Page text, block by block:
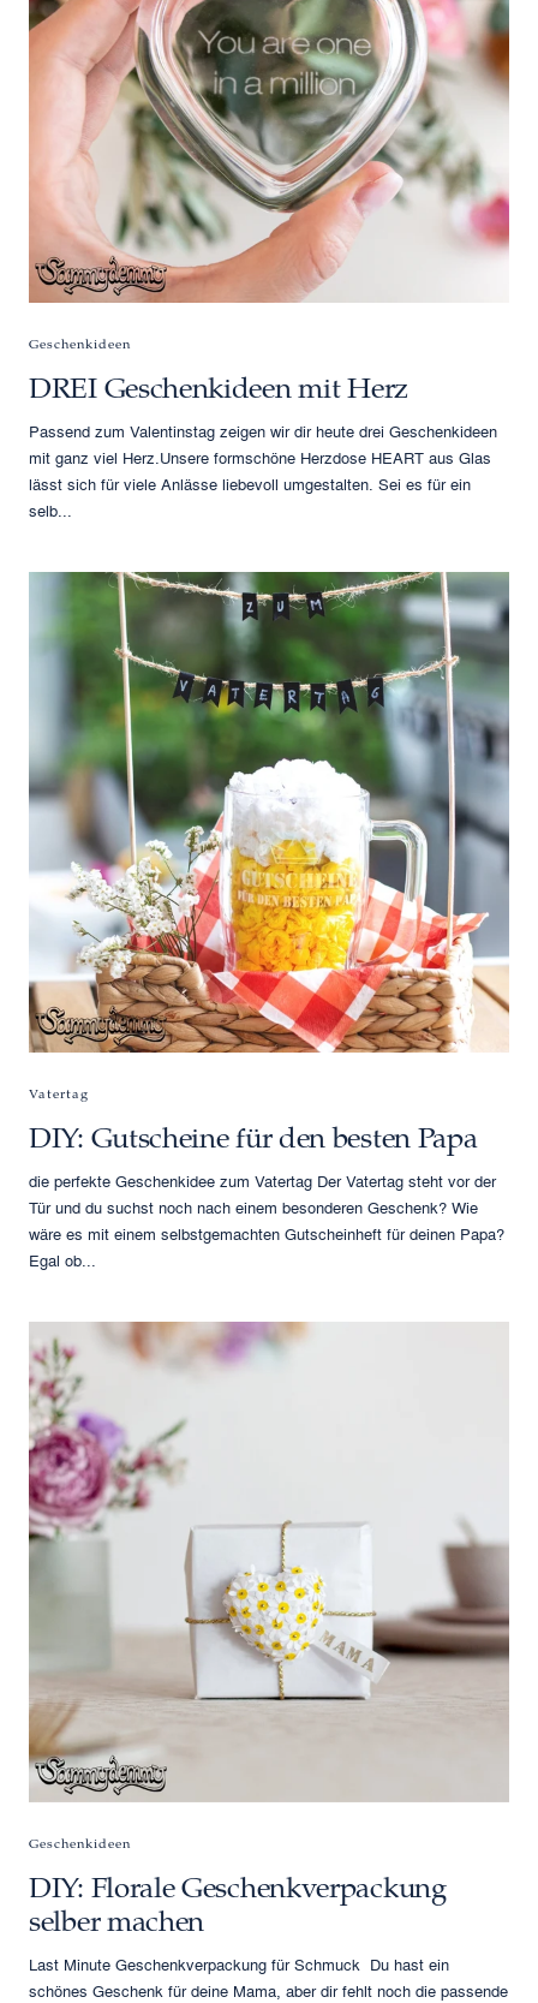
Geschenkideen
DREI Geschenkideen mit Herz
Passend zum Valentinstag zeigen wir dir heute drei Geschenkideen
mit ganz viel Herz.Unsere formschöne Herzdose HEART aus Glas
lässt sich für viele Anlässe liebevoll umgestalten. Sei es für ein
selb...
Vatertag
DIY: Gutscheine für den besten Papa
die perfekte Geschenkidee zum Vatertag Der Vatertag steht vor der
Tür und du suchst noch nach einem besonderen Geschenk? Wie
wäre es mit einem selbstgemachten Gutscheinheft für deinen Papa?
Egal ob...
Geschenkideen
DIY: Florale Geschenkverpackung
selber machen
Last Minute Geschenkverpackung für Schmuck Du hast ein
schönes Geschenk für deine Mama, aber dir fehlt noch die passende